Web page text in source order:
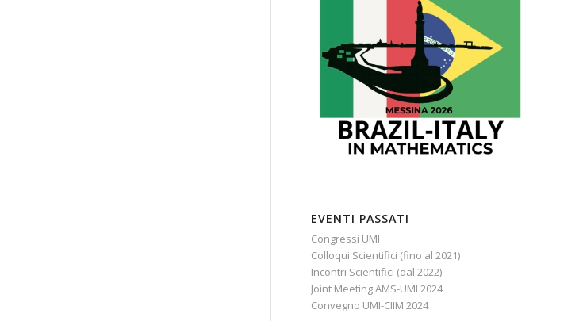
EVENTI PASSATI
Congressi UMI
Colloqui Scientifici (fino al 2021)
Incontri Scientifici (dal 2022)
Joint Meeting AMS-UMI 2024
Convegno UMI-CIIM 2024